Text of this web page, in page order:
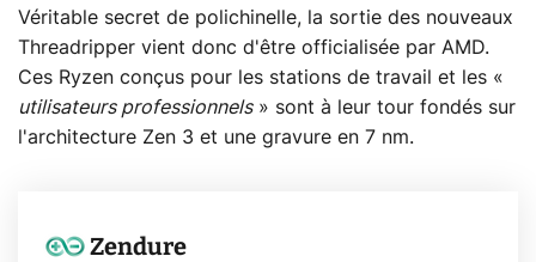
Véritable secret de polichinelle, la sortie des nouveaux
Threadripper vient donc d'être officialisée par AMD.
Ces Ryzen conçus pour les stations de travail et les «
utilisateurs professionnels» sont à leur tour fondés sur
l'architecture Zen 3 et une gravure en 7 nm.
Zendure